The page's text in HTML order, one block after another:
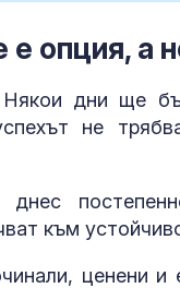
е опция, а
дни ще
не
днес
към
ценени